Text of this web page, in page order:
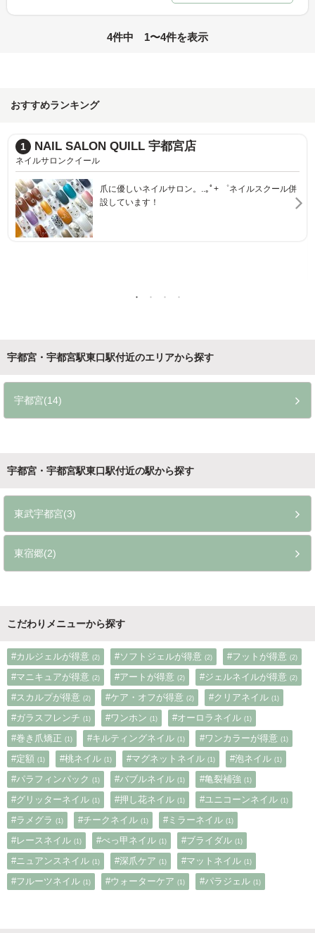
4件中 1〜4件を表示
おすすめランキング
1 NAIL SALON QUILL 宇都宮店
ネイルサロンクイール
爪に優しいネイルサロン。..｡ﾟ+ ゜ネイルスクール併
設しています！
宇都宮・宇都宮駅東口駅付近のエリアから探す
宇都宮(14)
宇都宮・宇都宮駅東口駅付近の駅から探す
東武宇都宮(3)
東宿郷(2)
こだわりメニューから探す
#カルジェルが得意 (2) #ソフトジェルが得意 (2) #フットが得意 (2)
#マニキュアが得意 (2) #アートが得意 (2) #ジェルネイルが得意 (2)
#スカルプが得意 (2) #ケア・オフが得意 (2) #クリアネイル (1)
#ガラスフレンチ (1) #ワンホン (1) #オーロラネイル (1)
#巻き爪矯正 (1) #キルティングネイル (1) #ワンカラーが得意 (1)
#定額 (1) #桃ネイル (1) #マグネットネイル (1) #泡ネイル (1)
#パラフィンパック (1) #バブルネイル (1) #亀裂補強 (1)
#グリッターネイル (1) #押し花ネイル (1) #ユニコーンネイル (1)
#ラメグラ (1) #チークネイル (1) #ミラーネイル (1)
#レースネイル (1) #べっ甲ネイル (1) #ブライダル (1)
#ニュアンスネイル (1) #深爪ケア (1) #マットネイル (1)
#フルーツネイル (1) #ウォーターケア (1) #パラジェル (1)